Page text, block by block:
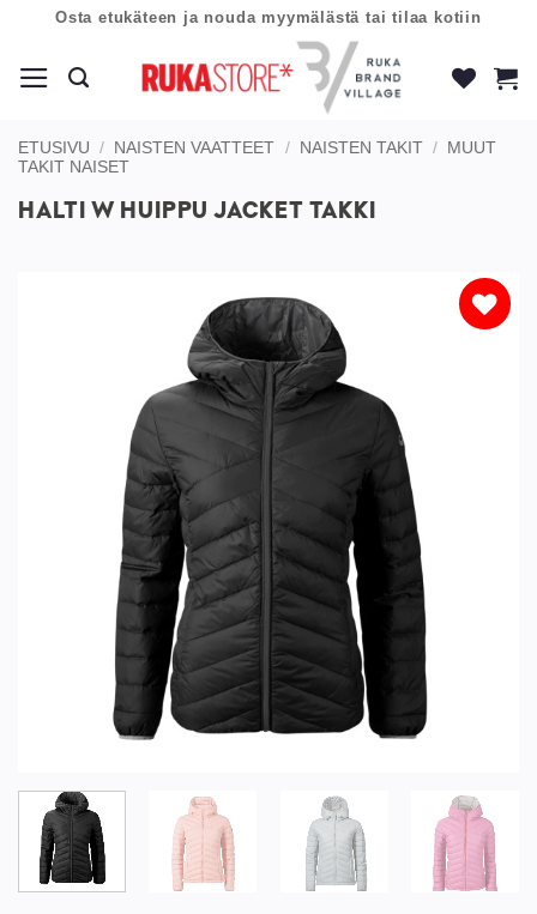
content
Osta etukäteen ja nouda myymälästä tai tilaa kotiin
ETUSIVU / NAISTEN VAATTEET / NAISTEN TAKIT / MUUT
TAKIT NAISET
HALTI W HUIPPU JACKET TAKKI